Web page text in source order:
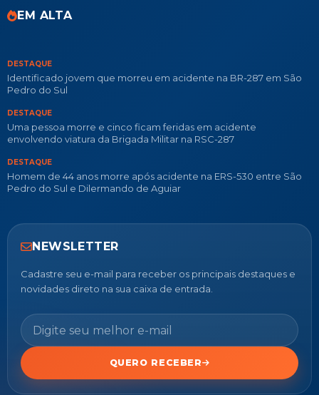
EM ALTA
DESTAQUE
Identificado jovem que morreu em acidente na BR-287 em São
Pedro do Sul
DESTAQUE
Uma pessoa morre e cinco ficam feridas em acidente
envolvendo viatura da Brigada Militar na RSC-287
DESTAQUE
Homem de 44 anos morre após acidente na ERS-530 entre São
Pedro do Sul e Dilermando de Aguiar
NEWSLETTER
Cadastre seu e-mail para receber os principais destaques e
novidades direto na sua caixa de entrada.
QUERO RECEBER